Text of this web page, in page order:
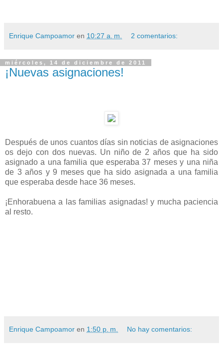
Enrique Campoamor en 10:27 a. m. 2 comentarios:
miércoles, 14 de diciembre de 2011
¡Nuevas asignaciones!
Después de unos cuantos días sin noticias de asignaciones
os dejo con dos nuevas. Un niño de 2 años que ha sido
asignado a una familia que esperaba 37 meses y una niña
de 3 años y 9 meses que ha sido asignada a una familia
que esperaba desde hace 36 meses.
¡Enhorabuena a las familias asignadas! y mucha paciencia
al resto.
Enrique Campoamor en 1:50 p. m. No hay comentarios: